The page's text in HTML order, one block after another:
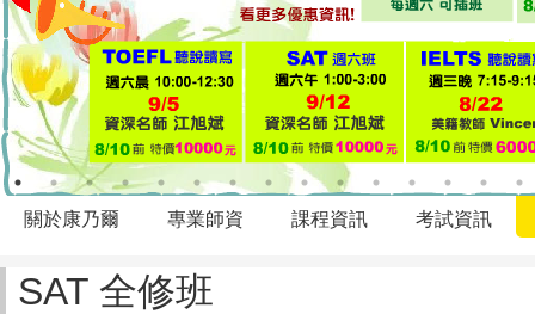
關於康乃爾 專業師資 課程資訊 考試資訊
SAT 全修班